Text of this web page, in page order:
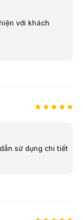
với khách
sử dụng chi tiết